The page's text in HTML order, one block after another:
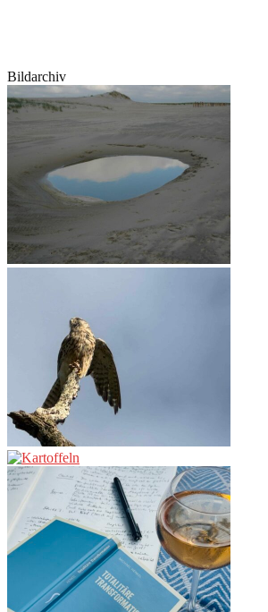
Bildarchiv